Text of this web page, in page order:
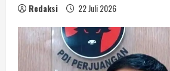
Redaksi 22 Juli 2026